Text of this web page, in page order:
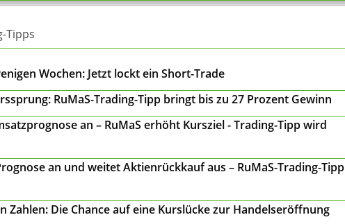
Tipps
Wochen: Jetzt lockt ein Short-Trade
RuMaS-Trading-Tipp bringt bis zu 27 Prozent Gewinn
an – RuMaS erhöht Kursziel - Trading-Tipp wird
an und weitet Aktienrückkauf aus – RuMaS-Trading-Tipp
Zahlen: Die Chance auf eine Kurslücke zur Handelseröffnung